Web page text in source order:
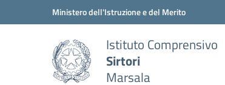
Vai ai contenuti
Vai al menu di navigazioneMinistero dell'Istruzione e del Merito
Istituto Comprensivo
Sirtori
Marsala